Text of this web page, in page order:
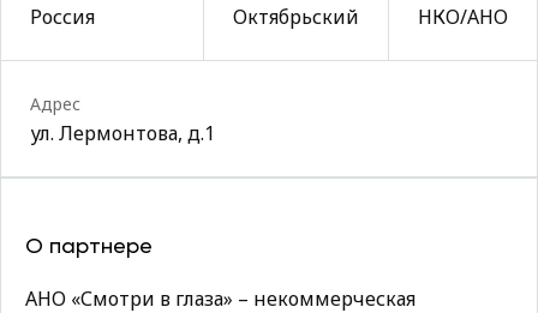
Россия Октябрьский НКО/АНО
Адрес
ул. Лермонтова, д.1
О партнере
АНО «Смотри в глаза» – некоммерческая